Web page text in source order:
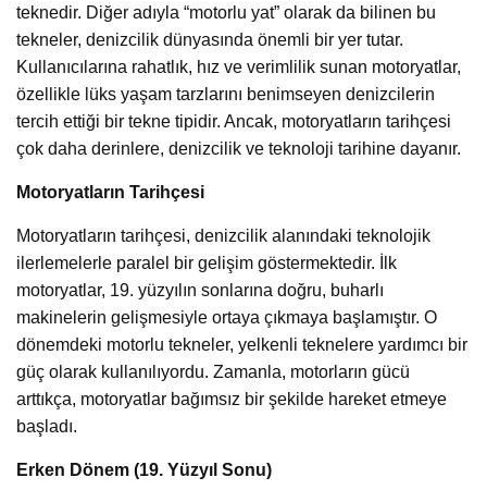
teknedir. Diğer adıyla “motorlu yat” olarak da bilinen bu
tekneler, denizcilik dünyasında önemli bir yer tutar.
Kullanıcılarına rahatlık, hız ve verimlilik sunan motoryatlar,
özellikle lüks yaşam tarzlarını benimseyen denizcilerin
tercih ettiği bir tekne tipidir. Ancak, motoryatların tarihçesi
çok daha derinlere, denizcilik ve teknoloji tarihine dayanır.
Motoryatların Tarihçesi
Motoryatların tarihçesi, denizcilik alanındaki teknolojik
ilerlemelerle paralel bir gelişim göstermektedir. İlk
motoryatlar, 19. yüzyılın sonlarına doğru, buharlı
makinelerin gelişmesiyle ortaya çıkmaya başlamıştır. O
dönemdeki motorlu tekneler, yelkenli teknelere yardımcı bir
güç olarak kullanılıyordu. Zamanla, motorların gücü
arttıkça, motoryatlar bağımsız bir şekilde hareket etmeye
başladı.
Erken Dönem (19. Yüzyıl Sonu)